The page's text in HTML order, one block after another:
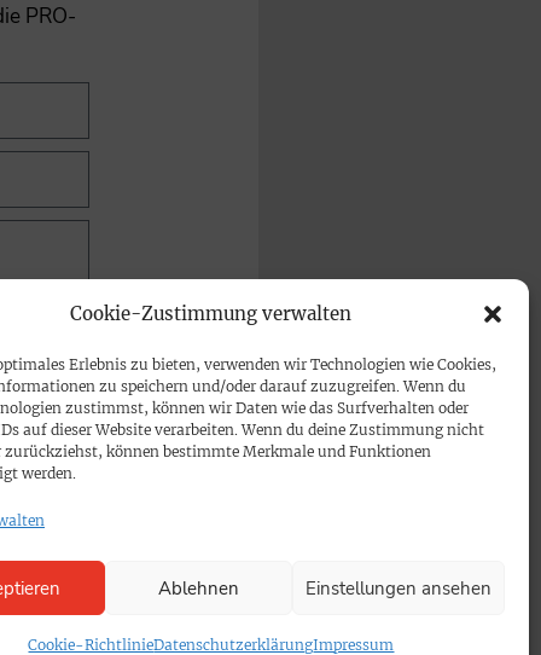
Cookie-Zustimmung verwalten
Erlebnis zu bieten, verwenden wir Technologien wie Cookies,
zu speichern und/oder darauf zuzugreifen. Wenn du
zustimmst, können wir Daten wie das Surfverhalten oder
auf dieser Website verarbeiten. Wenn du deine Zustimmung nicht
zurückziehst, können bestimmte Merkmale und Funktionen
werden.
Ablehnen Einstellungen ansehen
Cookie-RichtlinieDatenschutzerklärungImpressum
PRO-